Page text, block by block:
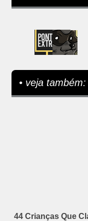
• veja também:
44 Crianças Que